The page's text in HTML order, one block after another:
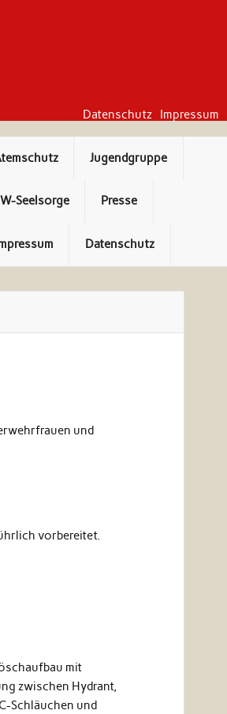
Datenschutz Impressum
Jugendgruppe
Seelsorge Presse
Datenschutz
und
vorbereitet.
mit
zwischen Hydrant,
Schläuchen und